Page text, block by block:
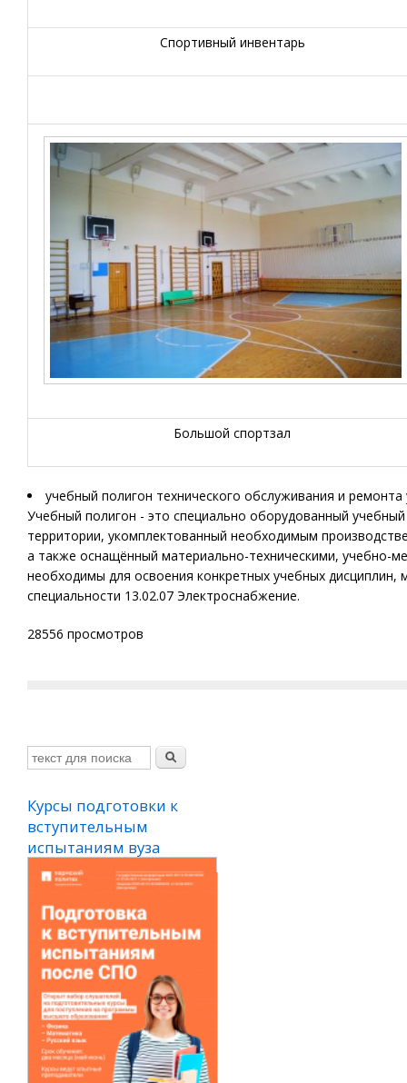
Спортивный инвентарь
Большой спортзал
учебный полигон технического обслуживания и
Учебный полигон - это специально оборудованный
территории, укомплектованный необходимым
а также оснащённый материально-техническими, учебно-
необходимы для освоения конкретных учебных
специальности 13.02.07 Электроснабжение.
28556 просмотров
Курсы подготовки к
вступительным
испытаниям вуза